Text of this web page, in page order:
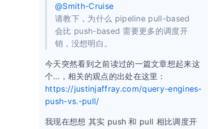
@Smith-Cruise
请教下，为什么 pipeline pull-based
会比 push-based 需要更多的调度开
销，没想明白。
今天突然看到之前读过的一篇文章想起来这
个…，相关的观点的出处在这里：
https://justinjaffray.com/query-engines-
push-vs.-pull/
我现在想想 其实 push 和 pull 相比调度开